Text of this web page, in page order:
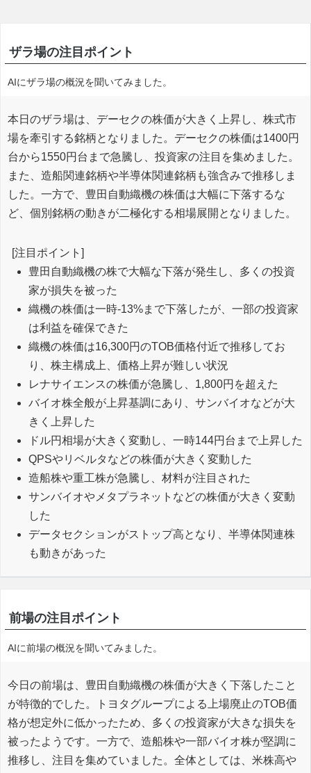
ザラ場の注目ポイント
AIにザラ場の概況を聞いてみました。
本日のザラ場は、デーセクの株価が大きく上昇し、株式市
場を牽引する銘柄となりました。デーセクの株価は1400円
台から1550円台まで急騰し、投資家の注目を集めました。
また、造船関連銘柄や半導体関連銘柄も強含みで推移しま
した。一方で、豊田自動織機の株価は大幅に下落するな
ど、個別銘柄の動きが二極化する相場展開となりました。
[注目ポイント]
豊田自動織機の株で大幅な下落が発生し、多くの投資
家が損失を被った
織機の株価は一時-13%まで下落したが、一部の投資家
は利益を確保できた
織機の株価は16,300円のTOB価格付近で推移してお
り、株主構成上、価格上昇が難しい状況
レナサイエンスの株価が急騰し、1,800円を超えた
バイオ株全般が上昇基調にあり、サンバイオなどが大
きく上昇した
ドル円相場が大きく変動し、一時144円台まで上昇した
QPSやリベルタなどの株価が大きく変動した
造船株や重工株が急騰し、材料が注目された
サンバイオやメタプラネットなどの株価が大きく変動
した
データセクションがストップ高となり、半導体関連株
も動きがあった
前場の注目ポイント
AIに前場の概況を聞いてみました。
今日の前場は、豊田自動織機の株価が大きく下落したこと
が特徴的でした。トヨタグループによる上場廃止のTOB価
格が想定外に低かったため、多くの投資家が大きな損失を
被ったようです。一方で、造船株や一部バイオ株が堅調に
推移し、注目を集めていました。全体としては、米株高や